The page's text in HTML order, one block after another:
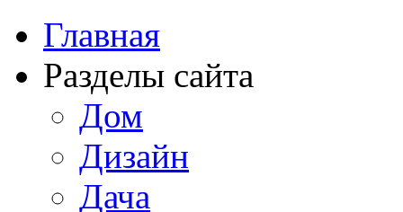
Главная
Разделы сайта
Дом
Дизайн
Дача